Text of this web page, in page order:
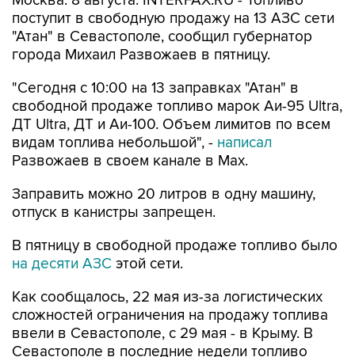
"Атан" в Севастополе, сообщил губернатор
города Михаил Развожаев в пятницу.
"Сегодня с 10:00 на 13 заправках "Атан" в
ДТ Ultra, ДТ и Аи-100. Объем лимитов по всем
видам топлива небольшой", - написал
Развожаев в своем канале в Max.
Заправить можно 20 литров в одну машину,
В пятницу в свободной продаже топливо было
Как сообщалось, 22 мая из-за логистических
ввели в Севастополе, с 29 мая - в Крыму. В
Севастополе в последние недели топливо
продавали по QR-кодам на одной из сети АЗС,